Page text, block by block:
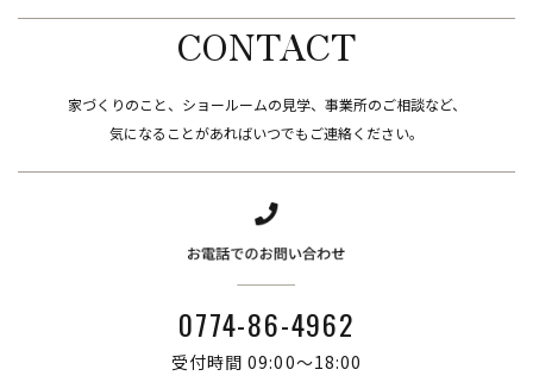
CONTACT
家づくりのこと、ショールームの見学、事業所のご相談など、
​​​​​​​気になることがあればいつでもご連絡ください。
0774-86-4962
受付時間 09:00～18:00